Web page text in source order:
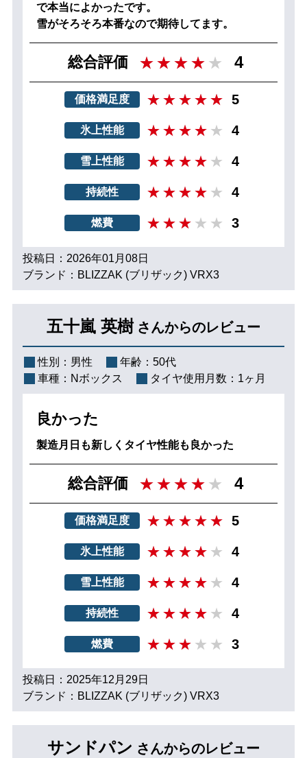
で本当によかったです。
雪がそろそろ本番なので期待してます。
総合評価 4
価格満足度 5
氷上性能 4
雪上性能 4
持続性 4
燃費 3
投稿日：2026年01月08日
ブランド：BLIZZAK (ブリザック) VRX3
五十嵐 英樹 さんからのレビュー
性別： 男性 年齢： 50代
車種： Nボックス タイヤ使用月数： 1ヶ月
良かった
製造月日も新しくタイヤ性能も良かった
総合評価 4
価格満足度 5
氷上性能 4
雪上性能 4
持続性 4
燃費 3
投稿日：2025年12月29日
ブランド：BLIZZAK (ブリザック) VRX3
サンドパン さんからのレビュー